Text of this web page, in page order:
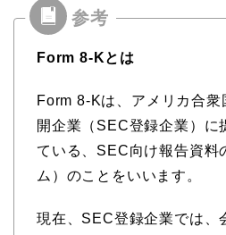
Form 8-Kとは
Form 8-Kは、アメリカ合
開企業（SEC登録企業）に
ている、SEC向け報告資料
ム）のことをいいます。
現在、SEC登録企業では、